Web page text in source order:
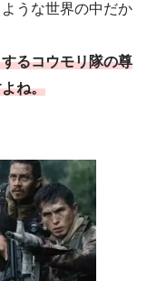
うな世界の中だか
るコウモリ隊の尊
ね。